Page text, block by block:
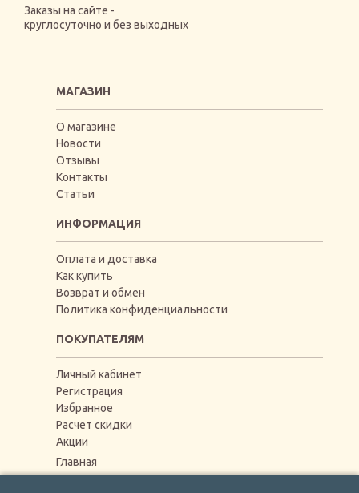
Заказы на сайте -
круглосуточно и без выходных
МАГАЗИН
О магазине
Новости
Отзывы
Контакты
Статьи
ИНФОРМАЦИЯ
Оплата и доставка
Как купить
Возврат и обмен
Политика конфиденциальности
ПОКУПАТЕЛЯМ
Личный кабинет
Регистрация
Избранное
Расчет скидки
Акции
Главная